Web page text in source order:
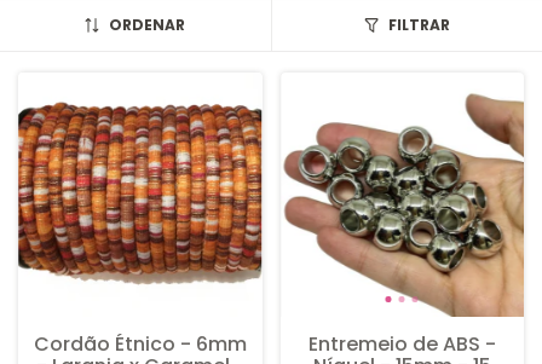
ORDENAR FILTRAR
Cordão Étnico - 6mm Entremeio de ABS -